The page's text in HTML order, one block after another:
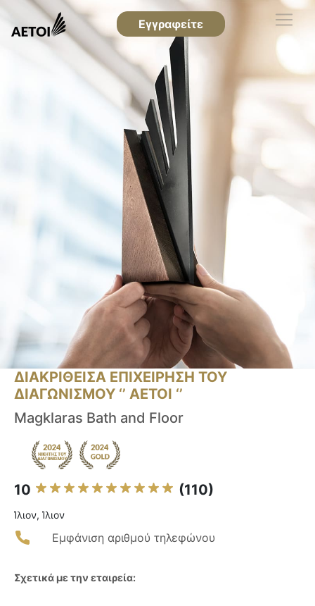
Εγγραφείτε
ΔΙΑΚΡΙΘΕΙΣΑ ΕΠΙΧΕΙΡΗΣΗ ΤΟΥ
ΔΙΑΓΩΝΙΣΜΟΥ ‘’ ΑΕΤΟΙ ‘’
Magklaras Bath and Floor
10 (110)
Ίλιον, Ίλιον
Εμφάνιση αριθμού τηλεφώνου
Σχετικά με την εταιρεία: